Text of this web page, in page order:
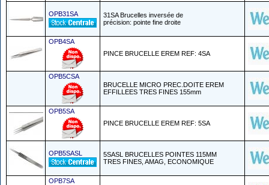
OPB31SA
31SA Brucelles inversée de
précision: pointe fine droite
OPB4SA
PINCE BRUCELLE EREM REF: 4SA
OPB5CSA
BRUCELLE MICRO PREC.DOITE EREM
EFFILLEES TRES FINES 155mm
OPB5SA
PINCE BRUCELLE EREM REF: 5SA
OPB5SASL
5SASL BRUCELLES POINTES 115MM
TRES FINES, AMAG, ECONOMIQUE
OPB7SA